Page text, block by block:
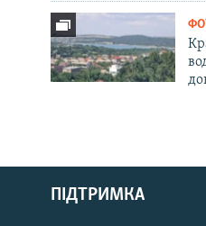
Русский
QırımtatarПІДТРИМКА